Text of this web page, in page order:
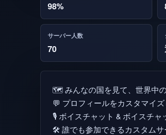
98%
サーバー人数
70
🗺️ みんなの国を見て、世界中
💬 プロフィールをカスタマイ
🎙️ ボイスチャット & ボイスチ
🛠️ 誰でも参加できるカスタム